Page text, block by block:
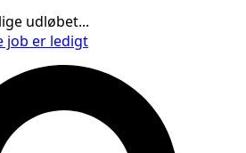
udløbet...
job er ledigt